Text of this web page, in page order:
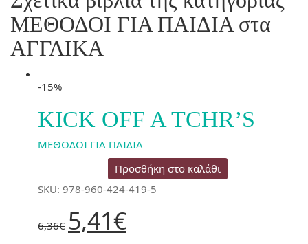
ΜΕΘΟΔΟΙ ΓΙΑ ΠΑΙΔΙΑ στα
ΑΓΓΛΙΚΑ
-15%
KICK OFF A TCHR’S
ΜΕΘΟΔΟΙ ΓΙΑ ΠΑΙΔΙΑ
Προσθήκη στο καλάθι
SKU: 978-960-424-419-5
6,36€
Original
price
was:
5,41€Η
τρέχουσα
τιμή